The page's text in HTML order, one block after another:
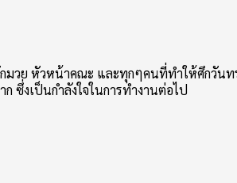
ย หัวหน้าคณะ และทุกๆคนที่ทำให้ศึกวันท
ซึ่งเป็นกำลังใจในการทำงานต่อไป